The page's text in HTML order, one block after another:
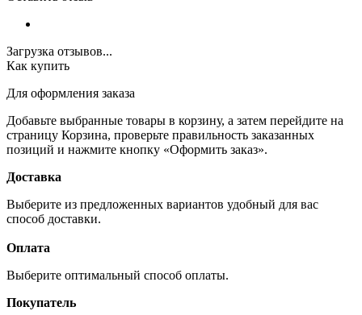
Загрузка отзывов...
Как купить
Для оформления заказа
Добавьте выбранные товары в корзину, а затем перейдите на
страницу Корзина, проверьте правильность заказанных
позиций и нажмите кнопку «Оформить заказ».
Доставка
Выберите из предложенных вариантов удобный для вас
способ доставки.
Оплата
Выберите оптимальный способ оплаты.
Покупатель